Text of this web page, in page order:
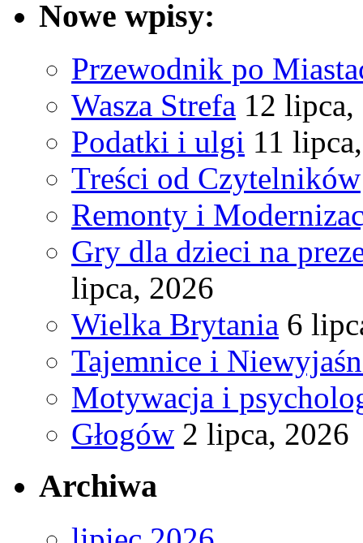
Nowe wpisy:
Przewodnik po
Wasza Strefa 12 lipca,
Podatki i ulgi 11
Treści od Czytelników
Remonty i
Gry dla dzieci na
lipca, 2026
Wielka Brytania 6
Tajemnice i
Motywacja i
Głogów 2 lipca, 2026
Archiwa